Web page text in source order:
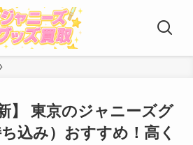
】 東京のジャニーズグ
込み）おすすめ！高く